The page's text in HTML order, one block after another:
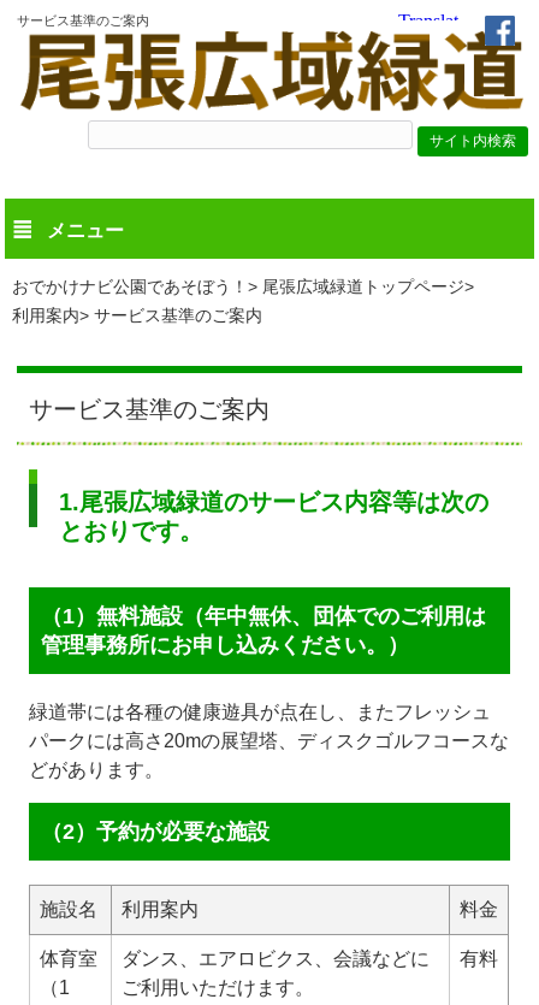
サービス基準のご案内
メニュー
おでかけナビ公園であそぼう！
尾張広域緑道トップページ
利用案内
サービス基準のご案内
サービス基準のご案内
1.尾張広域緑道のサービス内容等は次の
とおりです。
（1）無料施設（年中無休、団体でのご利用は
管理事務所にお申し込みください。）
緑道帯には各種の健康遊具が点在し、またフレッシュ
パークには高さ20mの展望塔、ディスクゴルフコースな
どがあります。
（2）予約が必要な施設
施設名 利用案内 料金
体育室
（1
ダンス、エアロビクス、会議などに
ご利用いただけます。
有料